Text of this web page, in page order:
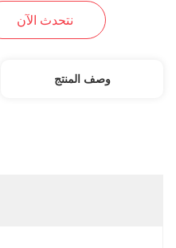
نتحدث الآن
وصف المنتج